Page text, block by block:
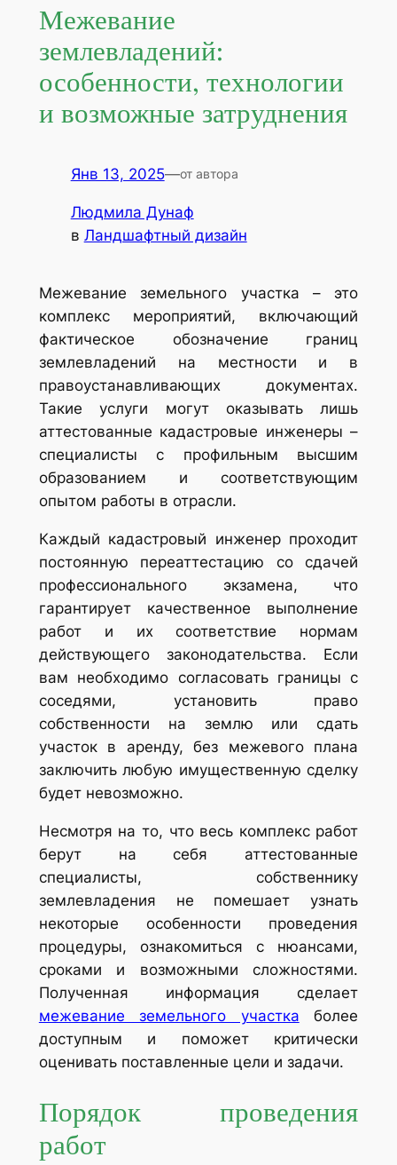
Межевание
землевладений:
особенности, технологии
и возможные затруднения
Янв 13, 2025—от автора
Людмила Дунаф
в Ландшафтный дизайн
Межевание земельного участка – это
комплекс мероприятий, включающий
фактическое обозначение границ
землевладений на местности и в
правоустанавливающих документах.
Такие услуги могут оказывать лишь
аттестованные кадастровые инженеры –
специалисты с профильным высшим
образованием и соответствующим
опытом работы в отрасли.
Каждый кадастровый инженер проходит
постоянную переаттестацию со сдачей
профессионального экзамена, что
гарантирует качественное выполнение
работ и их соответствие нормам
действующего законодательства. Если
вам необходимо согласовать границы с
соседями, установить право
собственности на землю или сдать
участок в аренду, без межевого плана
заключить любую имущественную сделку
будет невозможно.
Несмотря на то, что весь комплекс работ
берут на себя аттестованные
специалисты, собственнику
землевладения не помешает узнать
некоторые особенности проведения
процедуры, ознакомиться с нюансами,
сроками и возможными сложностями.
Полученная информация сделает
межевание земельного участка
более
доступным и поможет критически
оценивать поставленные цели и задачи.
Порядок проведения
работ